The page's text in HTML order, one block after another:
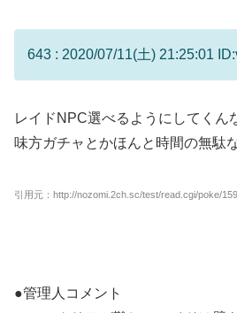
643 : 2020/07/11(土) 21:25:01
レイドNPC選べるようにしてくん
味方ガチャとかほんと時間の無駄
引用元：http://nozomi.2ch.sc/test/read.cgi/poke/
●管理人コメント